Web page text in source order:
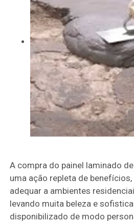
A compra do painel laminado
uma ação repleta de
adequar a ambientes
levando muita beleza e
disponibilizado de modo